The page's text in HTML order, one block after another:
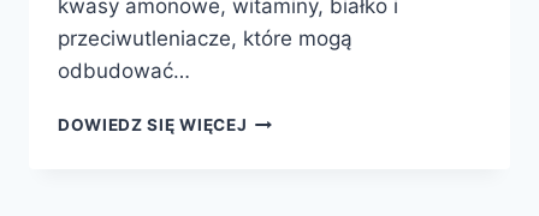
kwasy amonowe, witaminy, białko i
przeciwutleniacze, które mogą
odbudować…
DOWIEDZ SIĘ WIĘCEJ RYŻOWA